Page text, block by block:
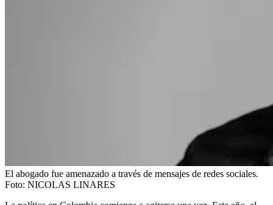
El abogado fue amenazado a través de mensajes de redes sociales.
Foto: NICOLAS LINARES